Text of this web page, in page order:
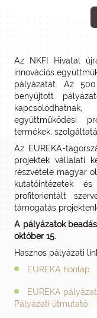
Az NKFI Hivatal
innovációs
pályázatát. Az
benyújtott
együttműködési
termékek,
Az EUREKA-
projektek vállalati
részvétele magyar
kutatóintézetek
profitorientált
támogatás
A pályázatok
október 15.
Hasznos pályázati
EUREKA honlap
EUREKA
Pályázati útmutató